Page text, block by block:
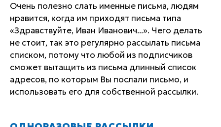
Очень полезно слать именные письма, людям
нравится, когда им приходят письма типа
«Здравствуйте, Иван Иванович...». Чего делать
не стоит, так это регулярно рассылать письма
списком, потому что любой из подписчиков
сможет вытащить из письма длинный список
адресов, по которым Вы послали письмо, и
использовать его для собственной рассылки.